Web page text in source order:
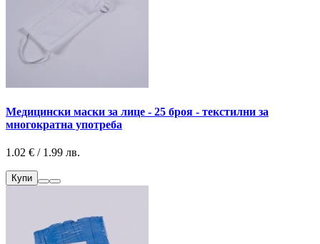
Медицински маски за лице - 25 броя - текстилни за
многократна употреба
1.02 € / 1.99 лв.
Купи